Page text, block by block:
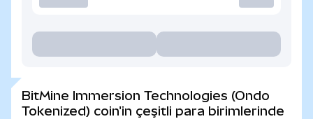
BitMine Immersion Technologies (Ondo
Tokenized) coin'in çeşitli para birimlerinde